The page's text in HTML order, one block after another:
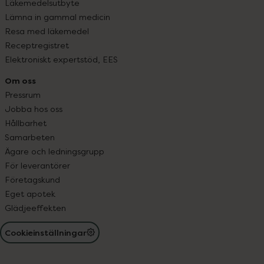
Läkemedelsutbyte
Lämna in gammal medicin
Resa med läkemedel
Receptregistret
Elektroniskt expertstöd, EES
Om oss
Pressrum
Jobba hos oss
Hållbarhet
Samarbeten
Ägare och ledningsgrupp
För leverantörer
Företagskund
Eget apotek
Glädjeeffekten
Cookieinställningar